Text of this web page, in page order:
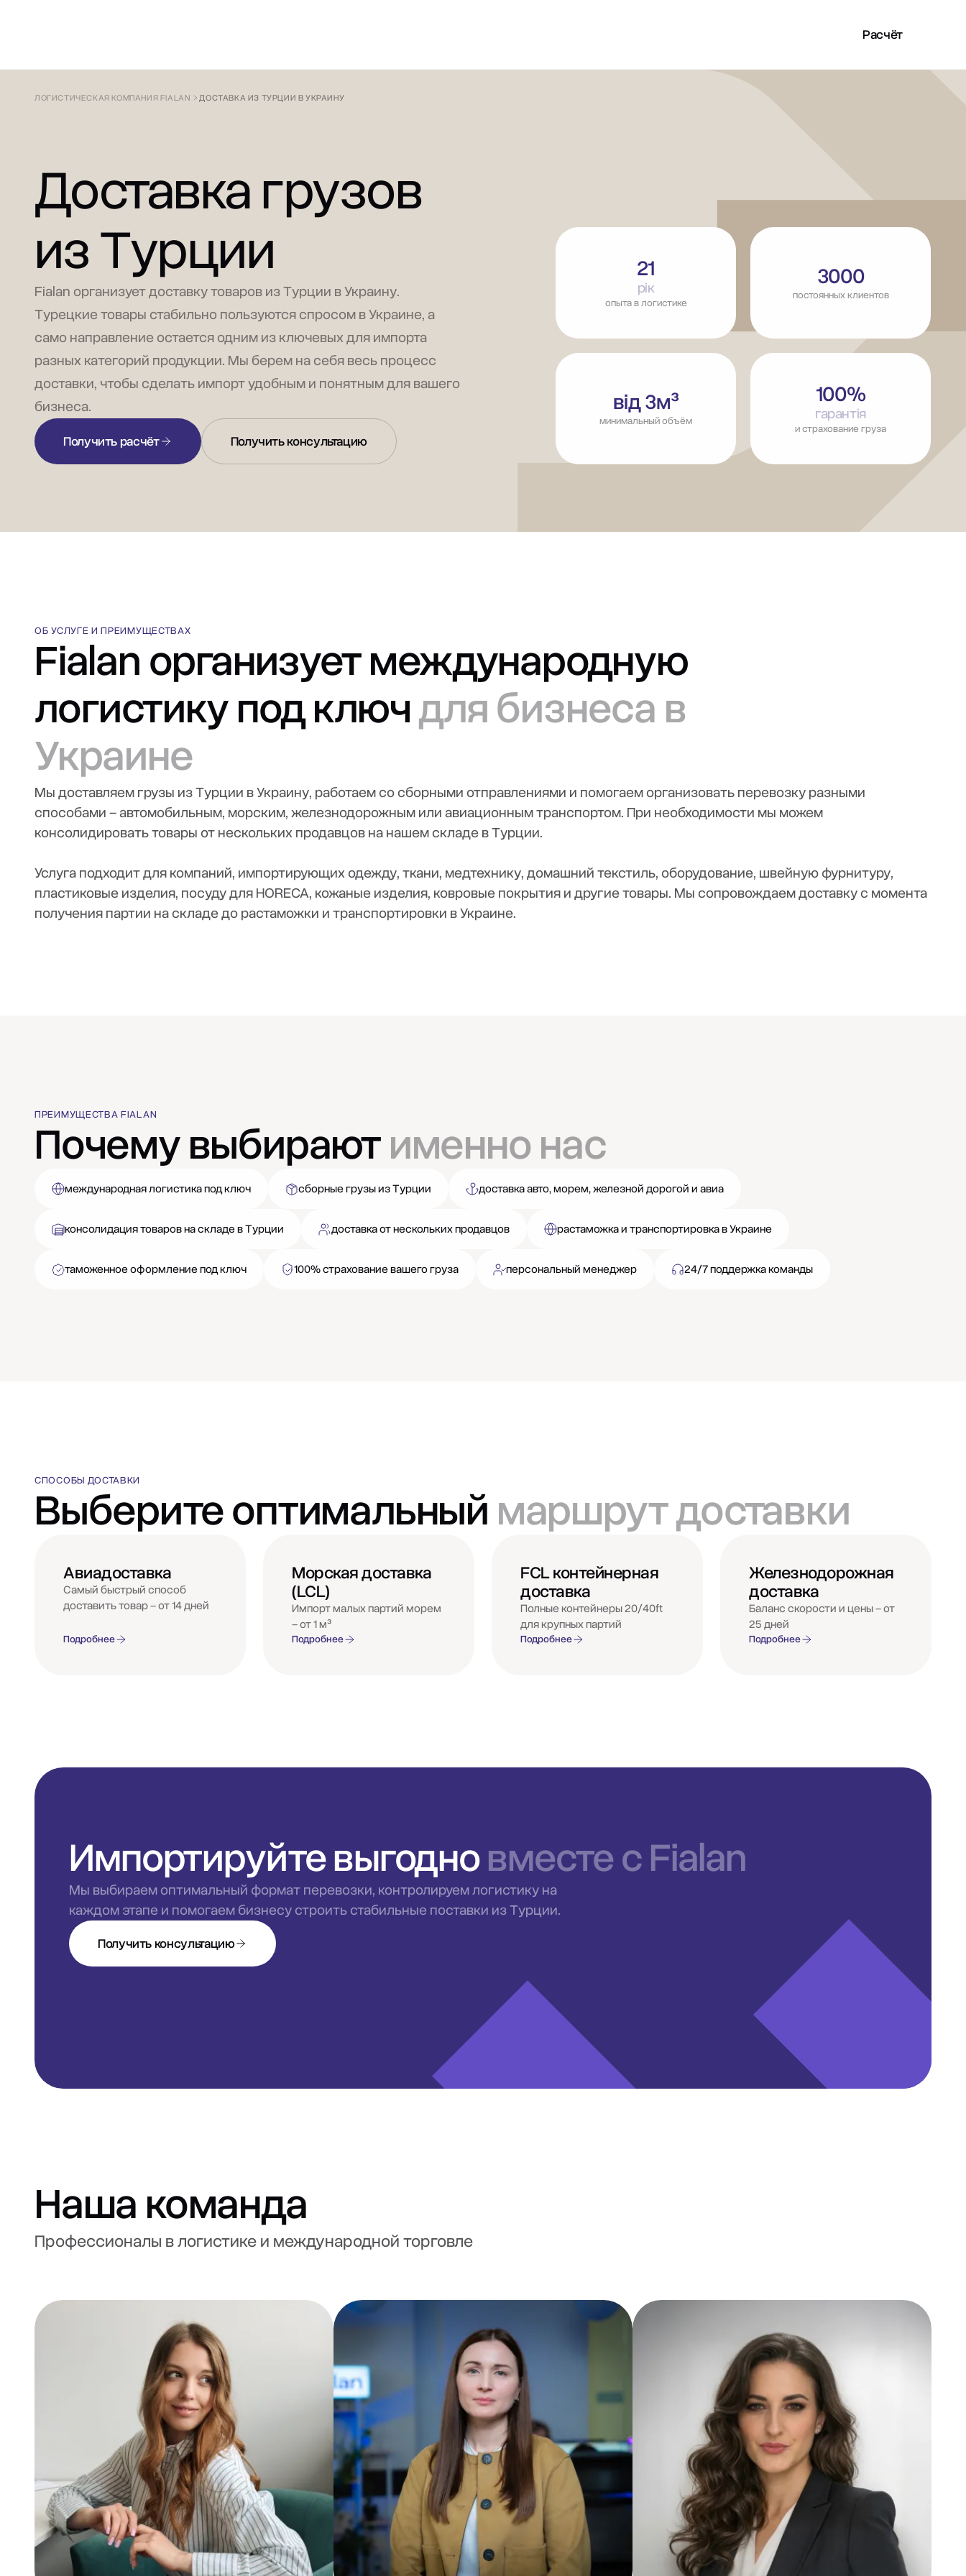
Расчёт
ЛОГИСТИЧЕСКАЯ КОМПАНИЯ FIALAN ДОСТАВКА ИЗ ТУРЦИИ В УКРАИНУ
Доставка грузов
из Турции
Fialan организует доставку товаров из Турции в Украину.
Турецкие товары стабильно пользуются спросом в Украине, а
само направление остается одним из ключевых для импорта
разных категорий продукции. Мы берем на себя весь процесс
доставки, чтобы сделать импорт удобным и понятным для вашего
бизнеса.
Получить расчёт Получить консультацию
21
рік
опыта в логистике
3000
постоянных клиентов
від 3м³
минимальный объём
100%
гарантія
и страхование груза
ОБ УСЛУГЕ И ПРЕИМУЩЕСТВАХ
Fialan организует международную
логистику под ключдля бизнеса в
Украине
Мы доставляем грузы из Турции в Украину, работаем со сборными отправлениями и помогаем организовать перевозку разными
способами – автомобильным, морским, железнодорожным или авиационным транспортом. При необходимости мы можем
консолидировать товары от нескольких продавцов на нашем складе в Турции.
Услуга подходит для компаний, импортирующих одежду, ткани, медтехнику, домашний текстиль, оборудование, швейную фурнитуру,
пластиковые изделия, посуду для HORECA, кожаные изделия, ковровые покрытия и другие товары. Мы сопровождаем доставку с момента
получения партии на складе до растаможки и транспортировки в Украине.
ПРЕИМУЩЕСТВА FIALAN
Почему выбираютименно нас
международная логистика под ключ сборные грузы из Турции доставка авто, морем, железной дорогой и авиа
консолидация товаров на складе в Турции доставка от нескольких продавцов растаможка и транспортировка в Украине
таможенное оформление под ключ 100% страхование вашего груза персональный менеджер 24/7 поддержка команды
СПОСОБЫ ДОСТАВКИ
Выберите оптимальныймаршрут доставки
Авиадоставка
Самый быстрый способ
доставить товар – от 14 дней
Подробнее
Морская доставка
(LCL)
Импорт малых партий морем
– от 1 м³
Подробнее
FCL контейнерная
доставка
Полные контейнеры 20/40ft
для крупных партий
Подробнее
Железнодорожная
доставка
Баланс скорости и цены – от
25 дней
Подробнее
Импортируйте выгодновместе с Fialan
Мы выбираем оптимальный формат перевозки, контролируем логистику на
каждом этапе и помогаем бизнесу строить стабильные поставки из Турции.
Получить консультацию
Наша команда
Профессионалы в логистике и международной торговле